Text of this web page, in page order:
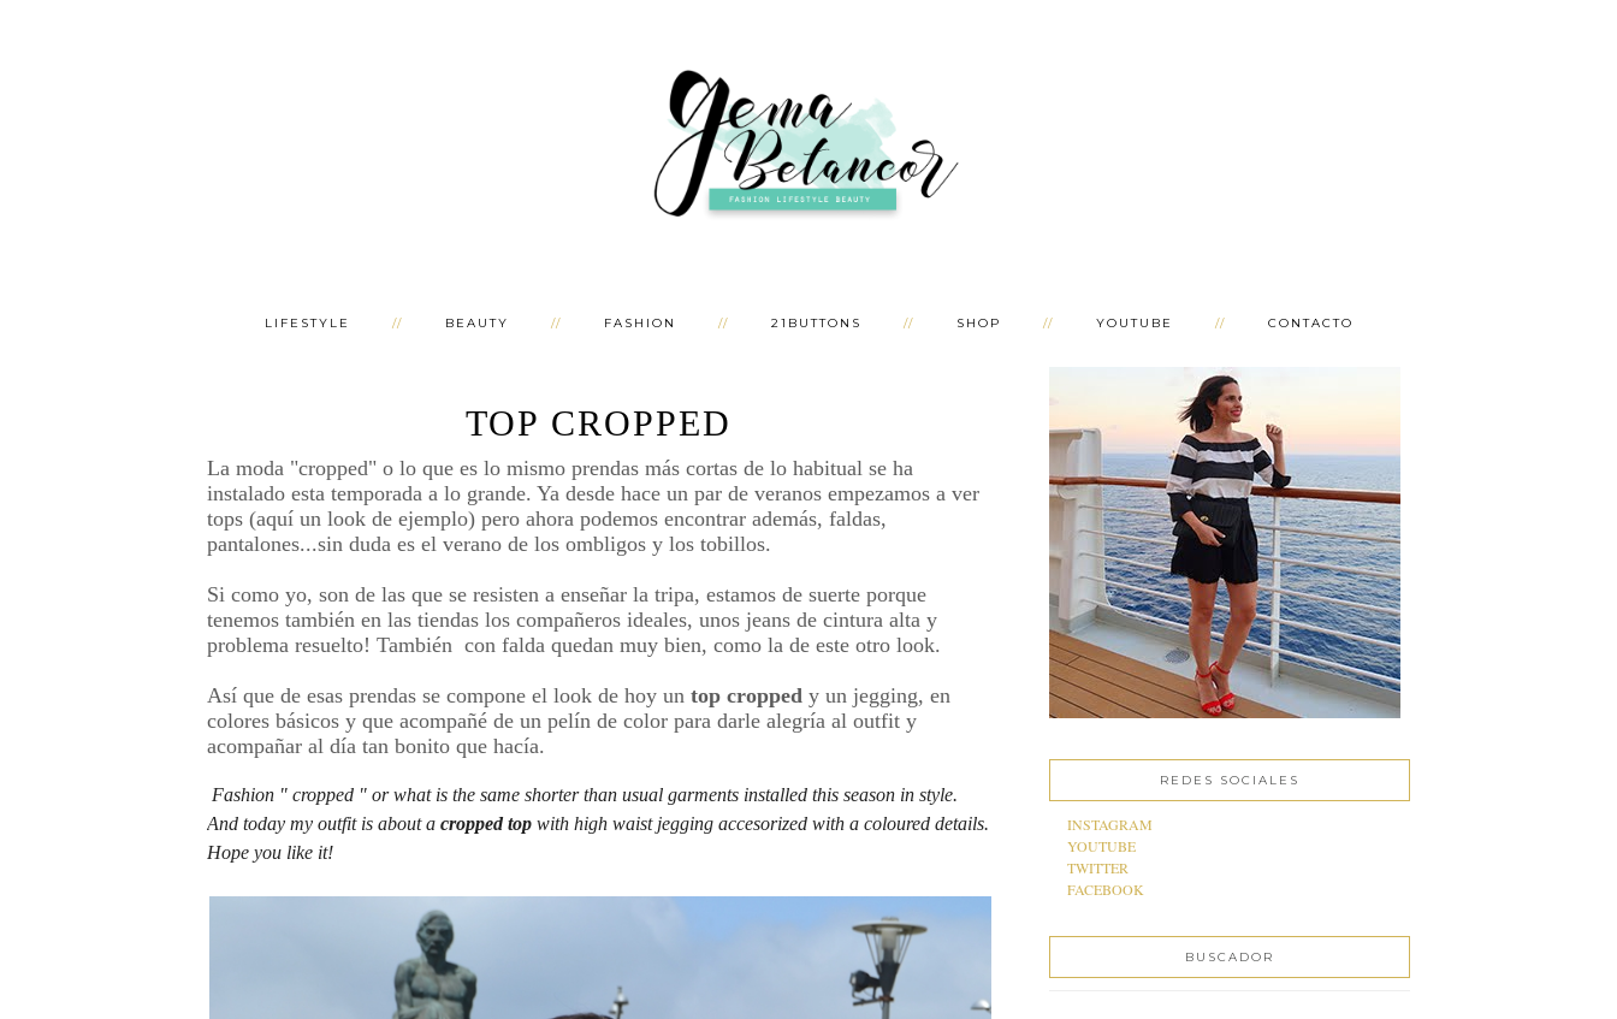
LIFESTYLE BEAUTY FASHION 21BUTTONS SHOP YOUTUBE CONTACTO
TOP CROPPED
La moda "cropped" o lo que es lo mismo prendas más cortas de lo habitual se ha
instalado esta temporada a lo grande. Ya desde hace un par de veranos empezamos a ver
tops (aquí un look de ejemplo) pero ahora podemos encontrar además, faldas,
pantalones...sin duda es el verano de los ombligos y los tobillos.
Si como yo, son de las que se resisten a enseñar la tripa, estamos de suerte porque
tenemos también en las tiendas los compañeros ideales, unos jeans de cintura alta y
problema resuelto! También con falda quedan muy bien, como la de este otro look.
Así que de esas prendas se compone el look de hoy un top cropped y un jegging, en
colores básicos y que acompañé de un pelín de color para darle alegría al outfit y
acompañar al día tan bonito que hacía.
Fashion " cropped " or what is the same shorter than usual garments installed this season in style.
And today my outfit is about a cropped top with high waist jegging accesorized with a coloured details.
Hope you like it!
REDES SOCIALES
INSTAGRAM
YOUTUBE
TWITTER
FACEBOOK
BUSCADOR